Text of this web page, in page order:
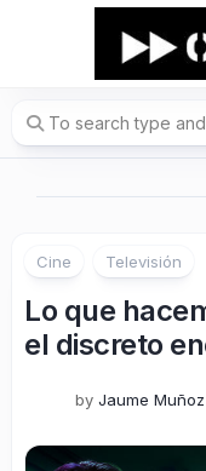
Cine Televisión
Lo que
el discreto
by Jaume Muñoz